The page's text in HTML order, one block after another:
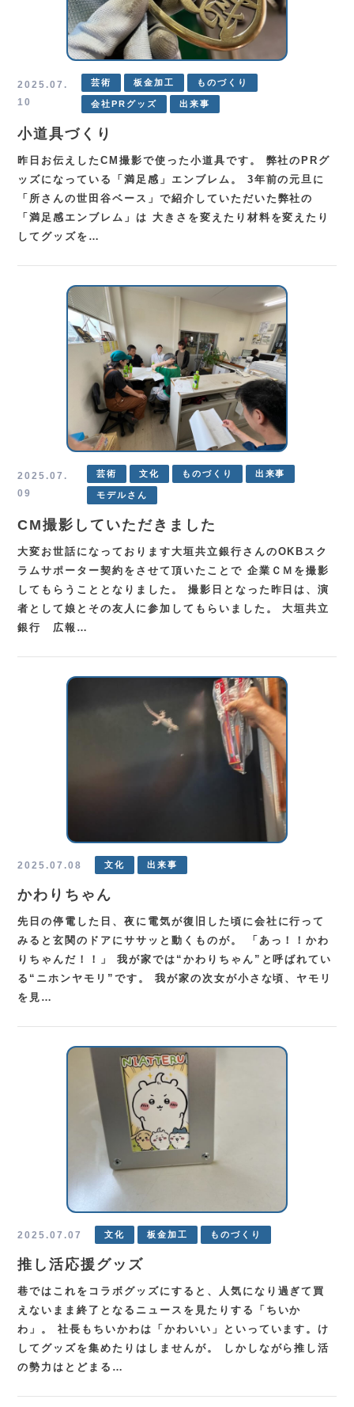
2025.07.
10
芸術 板金加工 ものづくり
会社PRグッズ 出来事
小道具づくり
昨日お伝えしたCM撮影で使った小道具です。 弊社のPRグ
ッズになっている「満足感」エンブレム。 3年前の元旦に
「所さんの世田谷ベース」で紹介していただいた弊社の
「満足感エンブレム」は 大きさを変えたり材料を変えたり
してグッズを…
2025.07.
09
芸術 文化 ものづくり 出来事
モデルさん
CM撮影していただきました
大変お世話になっております大垣共立銀行さんのOKBスク
ラムサポーター契約をさせて頂いたことで 企業ＣＭを撮影
してもらうこととなりました。 撮影日となった昨日は、演
者として娘とその友人に参加してもらいました。 大垣共立
銀行 広報…
2025.07.08 文化 出来事
かわりちゃん
先日の停電した日、夜に電気が復旧した頃に会社に行って
みると玄関のドアにササッと動くものが。 「あっ！！かわ
りちゃんだ！！」 我が家では“かわりちゃん”と呼ばれてい
る“ニホンヤモリ”です。 我が家の次女が小さな頃、ヤモリ
を見…
2025.07.07 文化 板金加工 ものづくり
推し活応援グッズ
巷ではこれをコラボグッズにすると、人気になり過ぎて買
えないまま終了となるニュースを見たりする「ちいか
わ」。 社長もちいかわは「かわいい」といっています。け
してグッズを集めたりはしませんが。 しかしながら推し活
の勢力はとどまる…